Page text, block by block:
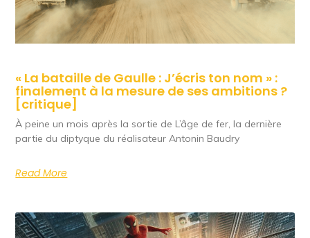
« La bataille de Gaulle : J’écris ton nom » :
finalement à la mesure de ses ambitions ?
[critique]
À peine un mois après la sortie de L’âge de fer, la dernière
partie du diptyque du réalisateur Antonin Baudry
Read More